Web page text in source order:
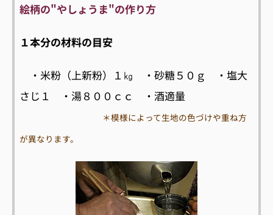
絵柄の"やしょうま"の作り方
１本分の材料の目安
・米粉（上新粉）１㎏ ・砂糖５０ｇ ・塩大
さじ１ ・湯８００ｃｃ ・酒適量
＊模様によって生地の色づけや重ね方
が異なります。